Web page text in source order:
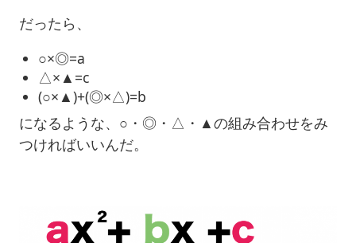
だったら、
○×◎=a
△×▲=c
(○×▲)+(◎×△)=b
になるような、○・◎・△・▲の組み合わせをみ
つければいいんだ。